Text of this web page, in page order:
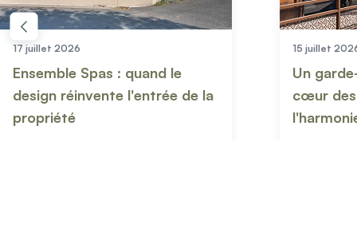
15 juillet 2026
Un garde-corps Kostum au
cœur des montagnes :
l'harmonie parfaite
03 juin 2026
clôture ?